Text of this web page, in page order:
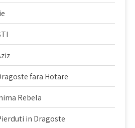
fara Hotare
Rebela
in Dragoste